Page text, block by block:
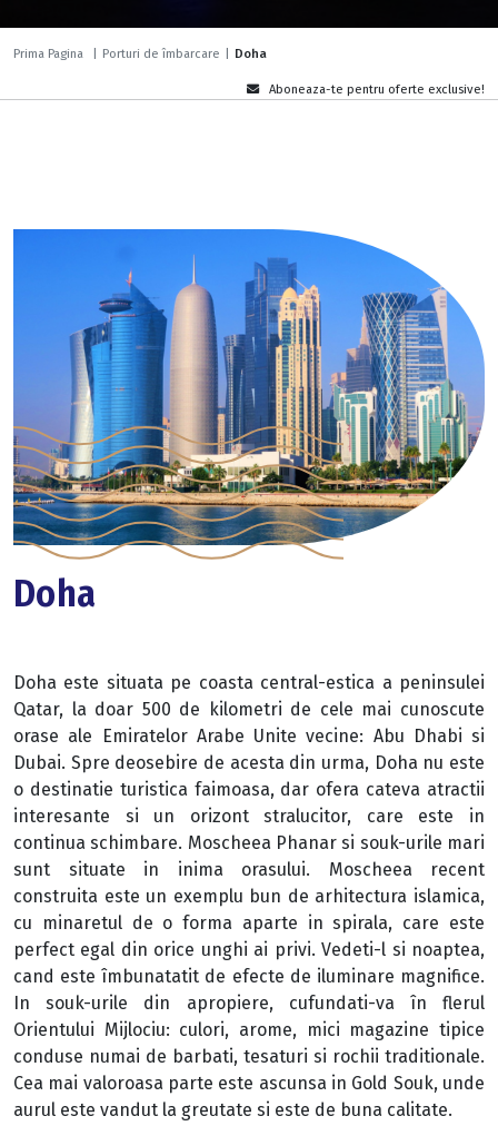
Prima Pagina Porturi de îmbarcare Doha
Aboneaza-te pentru oferte exclusive!
Doha
Doha este situata pe coasta central-estica a peninsulei
Qatar, la doar 500 de kilometri de cele mai cunoscute
orase ale Emiratelor Arabe Unite vecine: Abu Dhabi si
Dubai. Spre deosebire de acesta din urma, Doha nu este
o destinatie turistica faimoasa, dar ofera cateva atractii
interesante si un orizont stralucitor, care este in
continua schimbare. Moscheea Phanar si souk-urile mari
sunt situate in inima orasului. Moscheea recent
construita este un exemplu bun de arhitectura islamica,
cu minaretul de o forma aparte in spirala, care este
perfect egal din orice unghi ai privi. Vedeti-l si noaptea,
cand este îmbunatatit de efecte de iluminare magnifice.
In souk-urile din apropiere, cufundati-va în flerul
Orientului Mijlociu: culori, arome, mici magazine tipice
conduse numai de barbati, tesaturi si rochii traditionale.
Cea mai valoroasa parte este ascunsa in Gold Souk, unde
aurul este vandut la greutate si este de buna calitate.